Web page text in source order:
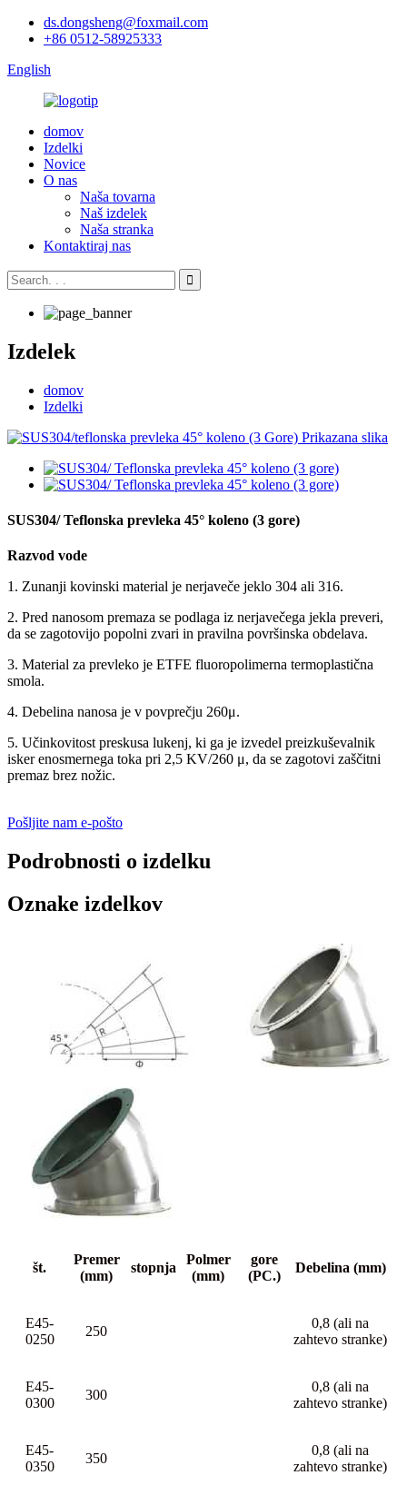
ds.dongsheng@foxmail.com
+86 0512-58925333
English
domov
Izdelki
Novice
O nas
Naša tovarna
Naš izdelek
Naša stranka
Kontaktiraj nas
Izdelek
domov
Izdelki
SUS304/ Teflonska prevleka 45° koleno (3 gore)
Razvod vode
1. Zunanji kovinski material je nerjaveče jeklo 304 ali 316.
2. Pred nanosom premaza se podlaga iz nerjavečega jekla preveri,
da se zagotovijo popolni zvari in pravilna površinska obdelava.
3. Material za prevleko je ETFE fluoropolimerna termoplastična
smola.
4. Debelina nanosa je v povprečju 260μ.
5. Učinkovitost preskusa lukenj, ki ga je izvedel preizkuševalnik
isker enosmernega toka pri 2,5 KV/260 μ, da se zagotovi zaščitni
premaz brez nožic.
Pošljite nam e-pošto
Podrobnosti o izdelku
Oznake izdelkov
št.
Premer
(mm)
stopnja
Polmer
(mm)
gore
(PC.)
Debelina (mm)
E45-
0250
250
0,8 (ali na
zahtevo stranke)
E45-
0300
300
0,8 (ali na
zahtevo stranke)
E45-
0350
350
0,8 (ali na
zahtevo stranke)